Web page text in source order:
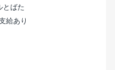
とばた
給あり